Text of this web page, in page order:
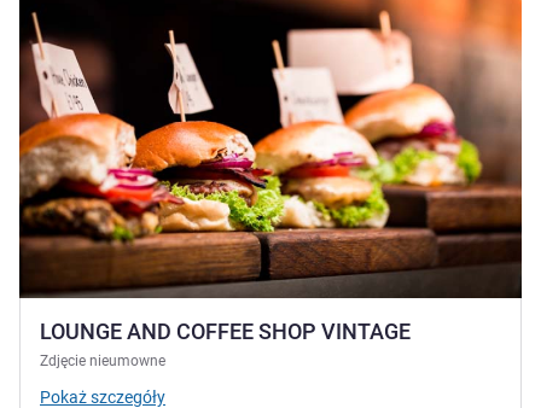
LOUNGE AND COFFEE SHOP VINTAGE
Zdjęcie nieumowne
Pokaż szczegóły